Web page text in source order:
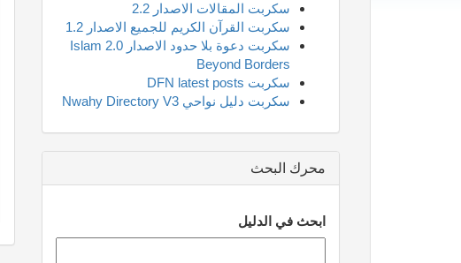
سكربت المقالات الاصدار 2.2
سكربت القرآن الكريم للجميع الاصدار 1.2
سكربت دعوة بلا حدود الاصدار 2.0 Islam
Beyond Borders
سكربت DFN latest posts
سكربت دليل نواحي Nwahy Directory V3
محرك البحث
ابحث في الدليل